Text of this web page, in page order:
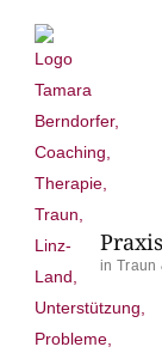
in Traun